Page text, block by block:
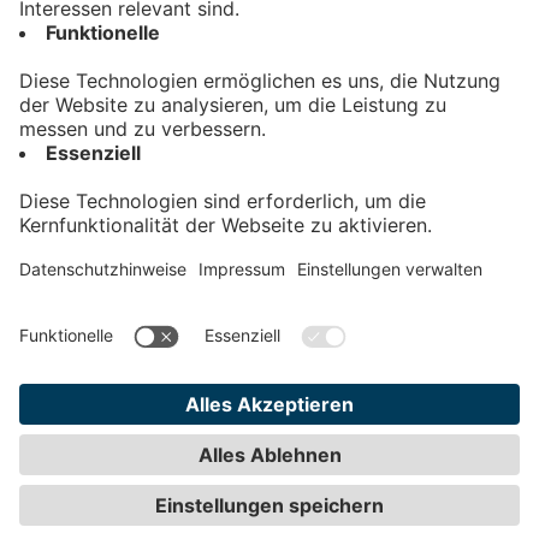
Kontakt
Impressum
Teilnahmebedingungen
Privatsphäre